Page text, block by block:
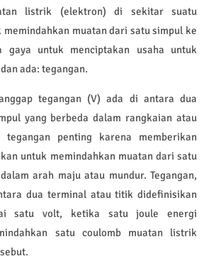
listrik (elektron) di sekitar suatu
muatan dari satu simpul ke
untuk menciptakan usaha untuk
ada: tegangan.
tegangan (V) ada di antara dua
yang berbeda dalam rangkaian atau
penting karena memberikan
untuk memindahkan muatan dari satu
arah maju atau mundur. Tegangan,
dua terminal atau titik didefinisikan
satu volt, ketika satu joule energi
satu coulomb muatan listrik